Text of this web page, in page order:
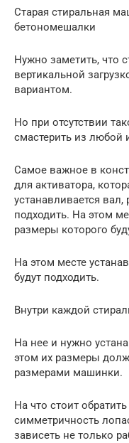
Старая стиральная
бетономешалки
Нужно заметить, что
вертикальной
вариантом.
Но при отсутствии
смастерить из
Самое важное в
для активатора,
устанавливается
подходить. На этом
размеры которого
На этом месте
будут подходить.
Внутри каждой
На нее и нужно
этом их размеры
размерами машинки.
На что стоит
симметричность
зависеть не только